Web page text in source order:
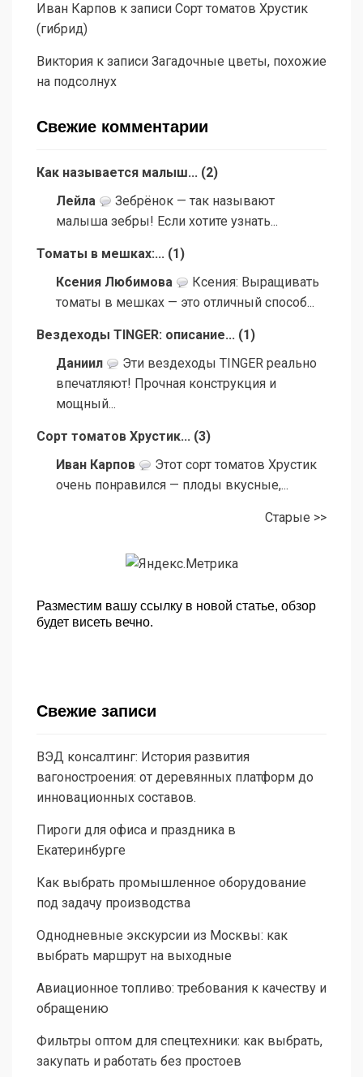
Иван Карпов к записи Сорт томатов Хрустик
(гибрид)
Виктория к записи Загадочные цветы, похожие
на подсолнух
Свежие комментарии
Как называется малыш... (2)
Лейла
Зебрёнок — так называют
малыша зебры! Если хотите узнать...
Томаты в мешках:... (1 )
Ксения Любимова
Ксения: Выращивать
томаты в мешках — это отличный способ...
Вездеходы TINGER: описание... (1 )
Даниил
Эти вездеходы TINGER реально
впечатляют! Прочная конструкция и
мощный...
Сорт томатов Хрустик... (3)
Иван Карпов
Этот сорт томатов Хрустик
очень понравился — плоды вкусные,...
Старые >>
Разместим вашу ссылку в новой статье, обзор
будет висеть вечно.
Свежие записи
ВЭД консалтинг: История развития
вагоностроения: от деревянных платформ до
инновационных составов.
Пироги для офиса и праздника в
Екатеринбурге
Как выбрать промышленное оборудование
под задачу производства
Однодневные экскурсии из Москвы: как
выбрать маршрут на выходные
Авиационное топливо: требования к качеству и
обращению
Фильтры оптом для спецтехники: как выбрать,
закупать и работать без простоев